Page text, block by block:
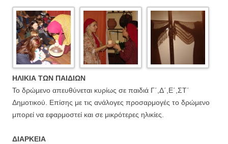
ΗΛΙΚΙΑ ΤΩΝ ΠΑΙΔΙΩΝ
Το δρώμενο απευθύνεται κυρίως σε παιδιά Γ΄,Δ΄,Ε΄,ΣΤ΄
Δημοτικού. Επίσης με τις ανάλογες προσαρμογές το δρώμενο
μπορεί να εφαρμοστεί και σε μικρότερες ηλικίες.
ΔΙΑΡΚΕΙΑ